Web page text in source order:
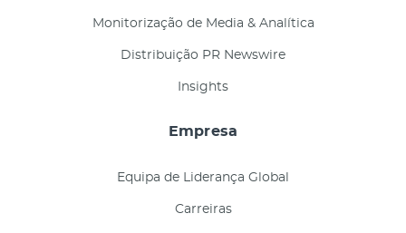
Monitorização de Media & Analítica
Distribuição PR Newswire
Insights
Empresa
Equipa de Liderança Global
Carreiras